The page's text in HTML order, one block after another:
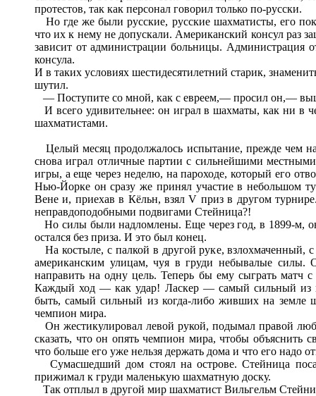
протестов, так как персонал говорил только по-русски.
Но где же были русские, русские шахматисты, его
что их к нему не допускали. Американский консул раз
зависит от администрации больницы. Администрация
консула.
И в таких условиях шестидесятилетний старик,
шутил.
— Поступите со мной, как с евреем,— просил он,—
И всего удивительнее: он играл в шахматы, как ни в
шахматистами.
Целый месяц продолжалось испытание, прежде чем
снова играл отличные партии с сильнейшими
игры, а еще через неделю, на пароходе, который его
Нью-Йорке он сразу же принял участие в небольшом
Вене и, приехав в Кёльн, взял V приз в другом
неправдоподобными подвигами Стейница?!
Но силы были надломлены. Еще через год, в 1899-м,
остался без приза. И это был конец.
На костыле, с палкой в другой руке, взлохмаченный,
американским улицам, чуя в груди небывалые
направить на одну цель. Теперь бы ему сыграть
Каждый ход — как удар! Ласкер — самый сильный из
быть, самый сильный из когда-либо живших на земле
чемпион мира.
Он жестикулировал левой рукой, подымал правой
сказать, что он опять чемпион мира, чтобы
что больше его уже нельзя держать дома и что его надо
Сумасшедший дом стоял на острове. Стейница
прижимал к груди маленькую шахматную доску.
Так отплыл в другой мир шахматист Вильгельм